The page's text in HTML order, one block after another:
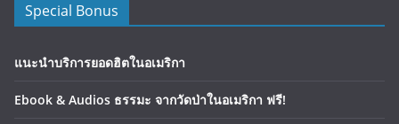
Special Bonus
แนะนำบริการยอดฮิตในอเมริกา
Ebook & Audios ธรรมะ จากวัดป่าในอเมริกา ฟรี!